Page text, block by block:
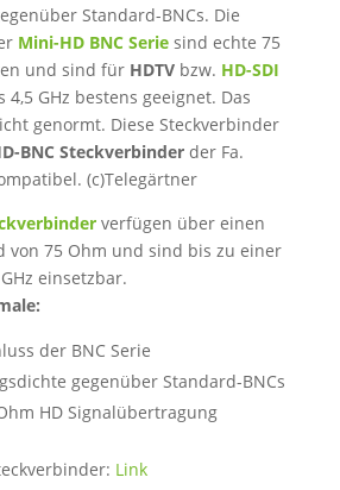
Standard-BNCs. Die
Mini-HD BNC Seriesind echte 75
und sind für HDTVbzw. HD-SDI
GHz bestens geeignet. Das
genormt. Diese Steckverbinder
BNC Steckverbinderder Fa.
(c)Telegärtner
verfügen über einen
von 75 Ohm und sind bis zu einer
einsetzbar.
der BNC Serie
gegenüber Standard-BNCs
HD Signalübertragung
Link